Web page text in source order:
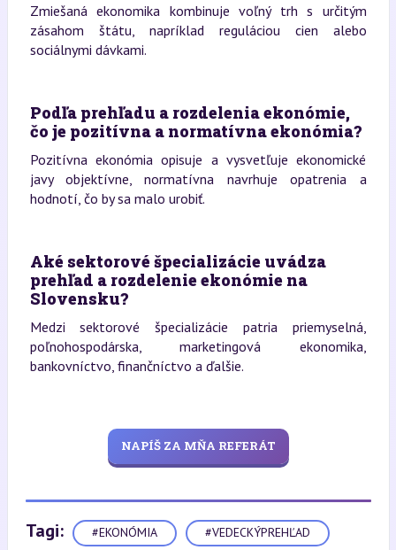
Zmiešaná ekonomika kombinuje voľný trh s určitým
zásahom štátu, napríklad reguláciou cien alebo
sociálnymi dávkami.
Podľa prehľadu a rozdelenia ekonómie,
čo je pozitívna a normatívna ekonómia?
Pozitívna ekonómia opisuje a vysvetľuje ekonomické
javy objektívne, normatívna navrhuje opatrenia a
hodnotí, čo by sa malo urobiť.
Aké sektorové špecializácie uvádza
prehľad a rozdelenie ekonómie na
Slovensku?
Medzi sektorové špecializácie patria priemyselná,
poľnohospodárska, marketingová ekonomika,
bankovníctvo, finančníctvo a ďalšie.
NAPÍŠ ZA MŇA REFERÁT
Tagi: #EKONÓMIA #VEDECKÝPREHĽAD